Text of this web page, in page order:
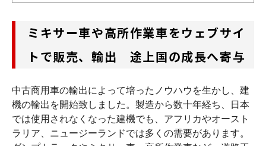
ミキサー車や高所作業車をウェブサイ
トで販売、輸出 途上国の成長へ寄与
中古商用車の輸出によって培ったノウハウを生かし、建
機の輸出を開始致しました。製造から数十年経ち、日本
では使用されなくなった建機でも、アフリカやオースト
ラリア、ニュージーランドでは多くの需要があります。